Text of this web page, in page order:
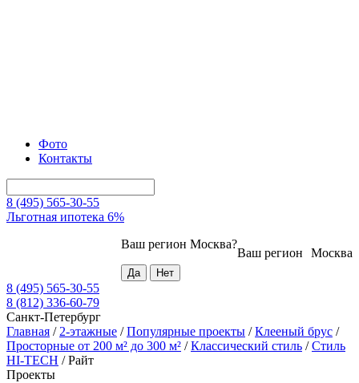
Фото
Контакты
8 (495) 565-30-55
Льготная ипотека 6%
Москва
Ваш регион
Ваш регион Москва?
8 (495) 565-30-55
8 (812) 336-60-79
Санкт-Петербург
Главная / 2-этажные /Популярные проекты /Клееный брус /
Просторные от 200 м² до 300 м² /Классический стиль /Стиль
HI-TECH /Райт
Проекты